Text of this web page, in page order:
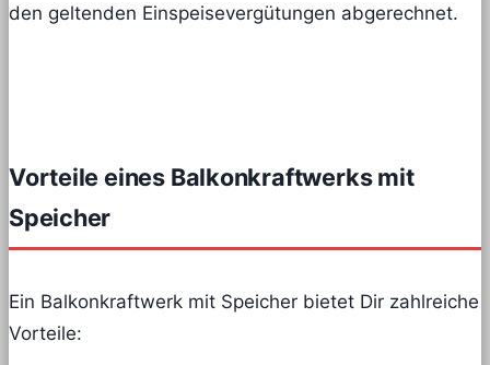
den geltenden Einspeisevergütungen abgerechnet.
Vorteile eines Balkonkraftwerks mit
Speicher
Ein Balkonkraftwerk mit Speicher bietet Dir zahlreiche
Vorteile: